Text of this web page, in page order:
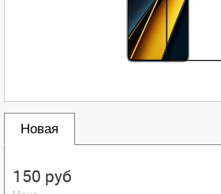
Новая
150 руб